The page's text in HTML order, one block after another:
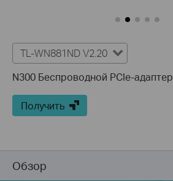
TL-WN881ND V2.20
N300 Беспроводной PCIe-адаптер
Получить
Обзор